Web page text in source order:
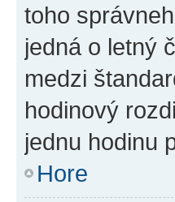
toho
jedná o letný
medzi
hodinový
jednu hodinu
Hore